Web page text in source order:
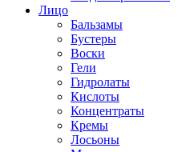
Лицо
Бальзамы
Бустеры
Воски
Гели
Гидролаты
Кислоты
Концентраты
Кремы
Лосьоны